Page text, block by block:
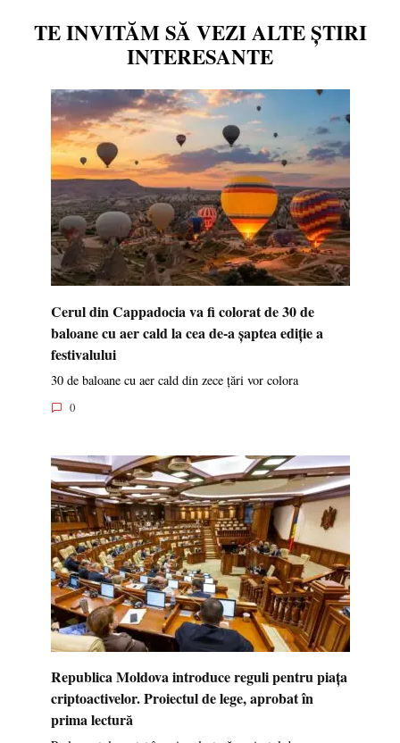
TE INVITĂM SĂ VEZI ALTE ȘTIRI
INTERESANTE
Cerul din Cappadocia va fi colorat de 30 de
baloane cu aer cald la cea de-a șaptea ediție a
festivalului
30 de baloane cu aer cald din zece țări vor colora
0
Republica Moldova introduce reguli pentru piața
criptoactivelor. Proiectul de lege, aprobat în
prima lectură